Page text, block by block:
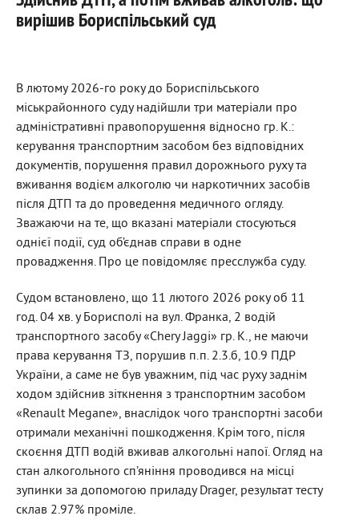
вирішив Бориспільський суд
В лютому 2026-го року до Бориспільського
міськрайонного суду надійшли три матеріали про
адміністративні правопорушення відносно гр. К.:
керування транспортним засобом без відповідних
документів, порушення правил дорожнього руху та
вживання водієм алкоголю чи наркотичних засобів
після ДТП та до проведення медичного огляду.
Зважаючи на те, що вказані матеріали стосуються
однієї події, суд об’єднав справи в одне
провадження. Про це повідомляє пресслужба суду.
Судом встановлено, що 11 лютого 2026 року об 11
год. 04 хв. у Борисполі на вул. Франка, 2 водій
транспортного засобу «Chery Jaggi» гр. К., не маючи
права керування ТЗ, порушив п.п. 2.3.б, 10.9 ПДР
України, а саме не був уважним, під час руху заднім
ходом здійснив зіткнення з транспортним засобом
«Renault Megane», внаслідок чого транспортні засоби
отримали механічні пошкодження. Крім того, після
скоєння ДТП водій вживав алкогольні напої. Огляд на
стан алкогольного сп’яніння проводився на місці
зупинки за допомогою приладу Drager, результат тесту
склав 2.97% проміле.